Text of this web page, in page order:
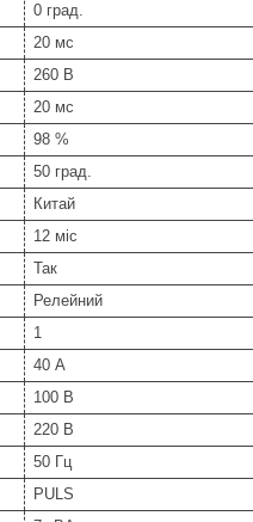
0 град.
20 мс
260 В
20 мс
98 %
50 град.
Китай
12 міс
Так
Релейний
1
40 А
100 В
220 В
50 Гц
PULS